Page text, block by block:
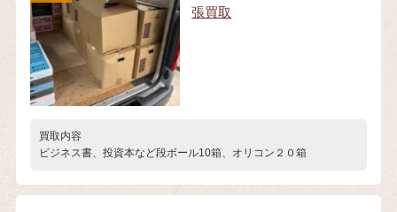
張買取
買取内容
ビジネス書、投資本など段ボール10箱、オリコン２０箱